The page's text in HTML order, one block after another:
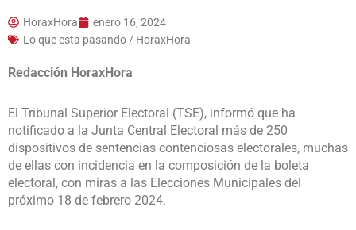
HoraxHora
enero 16, 2024
Lo que esta pasando / HoraxHora
Redacción HoraxHora
El Tribunal Superior Electoral (TSE), informó que ha
notificado a la Junta Central Electoral más de 250
dispositivos de sentencias contenciosas electorales, muchas
de ellas con incidencia en la composición de la boleta
electoral, con miras a las Elecciones Municipales del
próximo 18 de febrero 2024.